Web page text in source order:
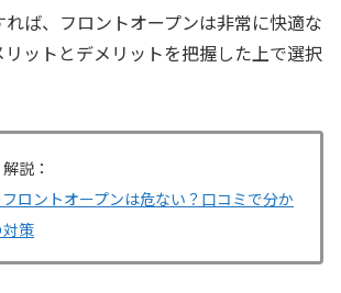
ば、フロントオープンは非常に快適な
ットとデメリットを把握した上で選択
説：
ロントオープンは危ない？口コミで分か
策